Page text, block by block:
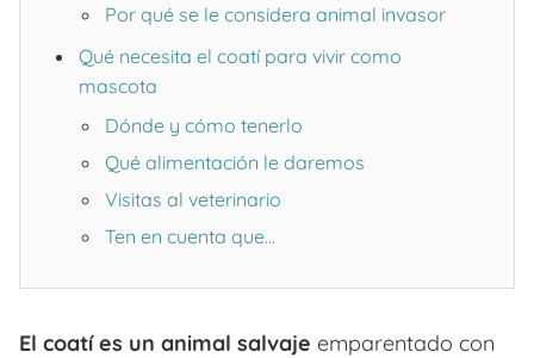
Por qué se le considera animal invasor
Qué necesita el coatí para vivir como
mascota
Dónde y cómo tenerlo
Qué alimentación le daremos
Visitas al veterinario
Ten en cuenta que...
El coatí es un animal salvaje emparentado con